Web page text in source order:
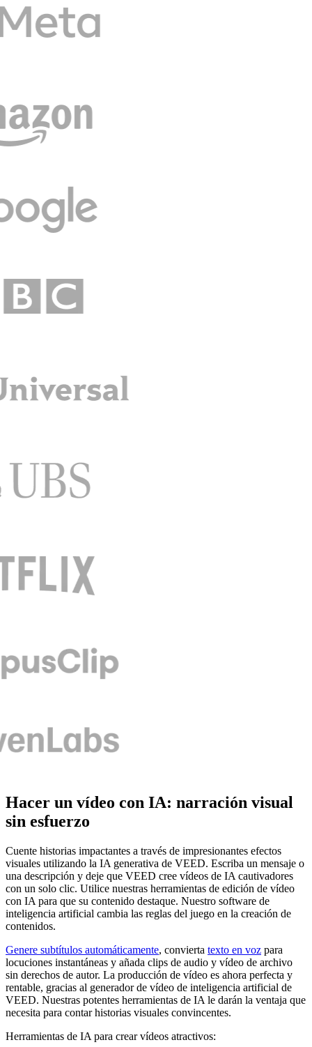
Hacer un vídeo con IA: narración visual
sin esfuerzo
Cuente historias impactantes a través de impresionantes efectos
visuales utilizando la IA generativa de VEED. Escriba un mensaje o
una descripción y deje que VEED cree vídeos de IA cautivadores
con un solo clic. Utilice nuestras herramientas de edición de vídeo
con IA para que su contenido destaque. Nuestro software de
inteligencia artificial cambia las reglas del juego en la creación de
contenidos.
Genere subtítulos automáticamente, convierta texto en voz para
locuciones instantáneas y añada clips de audio y vídeo de archivo
sin derechos de autor. La producción de vídeo es ahora perfecta y
rentable, gracias al generador de vídeo de inteligencia artificial de
VEED. Nuestras potentes herramientas de IA le darán la ventaja que
necesita para contar historias visuales convincentes.
Herramientas de IA para crear vídeos atractivos: